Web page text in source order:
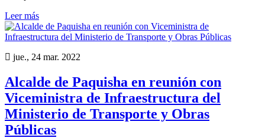
Leer más
jue., 24 mar. 2022
Alcalde de Paquisha en reunión con
Viceministra de Infraestructura del
Ministerio de Transporte y Obras
Públicas